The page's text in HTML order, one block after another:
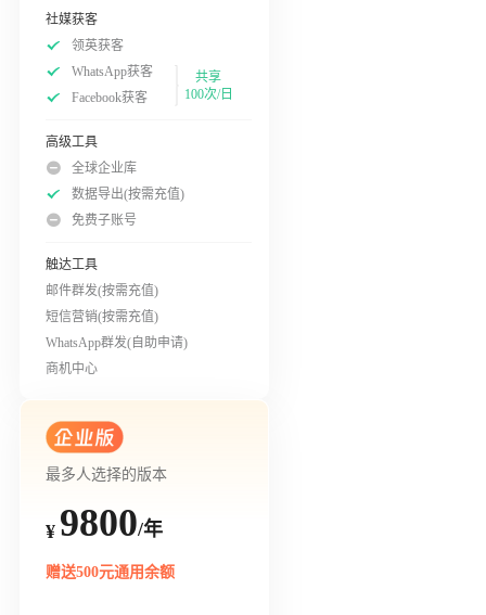
社媒获客
领英获客
WhatsApp获客
Facebook获客
共享
100次/日
高级工具
全球企业库
数据导出(按需充值)
免费子账号
触达工具
邮件群发(按需充值)
短信营销(按需充值)
WhatsApp群发(自助申请)
商机中心
最多人选择的版本
¥ 9800/年
赠送500元通用余额